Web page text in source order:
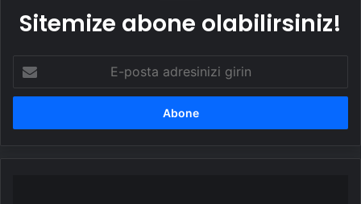
Sitemize abone olabilirsiniz!
posta
adresinizi